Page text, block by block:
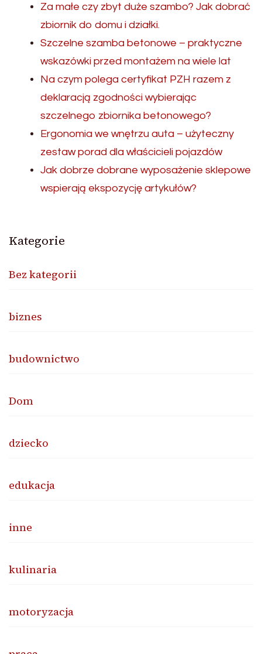
Za małe czy zbyt duże szambo? Jak dobrać
zbiornik do domu i działki.
Szczelne szamba betonowe – praktyczne
wskazówki przed montażem na wiele lat
Na czym polega certyfikat PZH razem z
deklaracją zgodności wybierając
szczelnego zbiornika betonowego?
Ergonomia we wnętrzu auta – użyteczny
zestaw porad dla właścicieli pojazdów
Jak dobrze dobrane wyposażenie sklepowe
wspierają ekspozycję artykułów?
Kategorie
Bez kategorii
biznes
budownictwo
Dom
dziecko
edukacja
inne
kulinaria
motoryzacja